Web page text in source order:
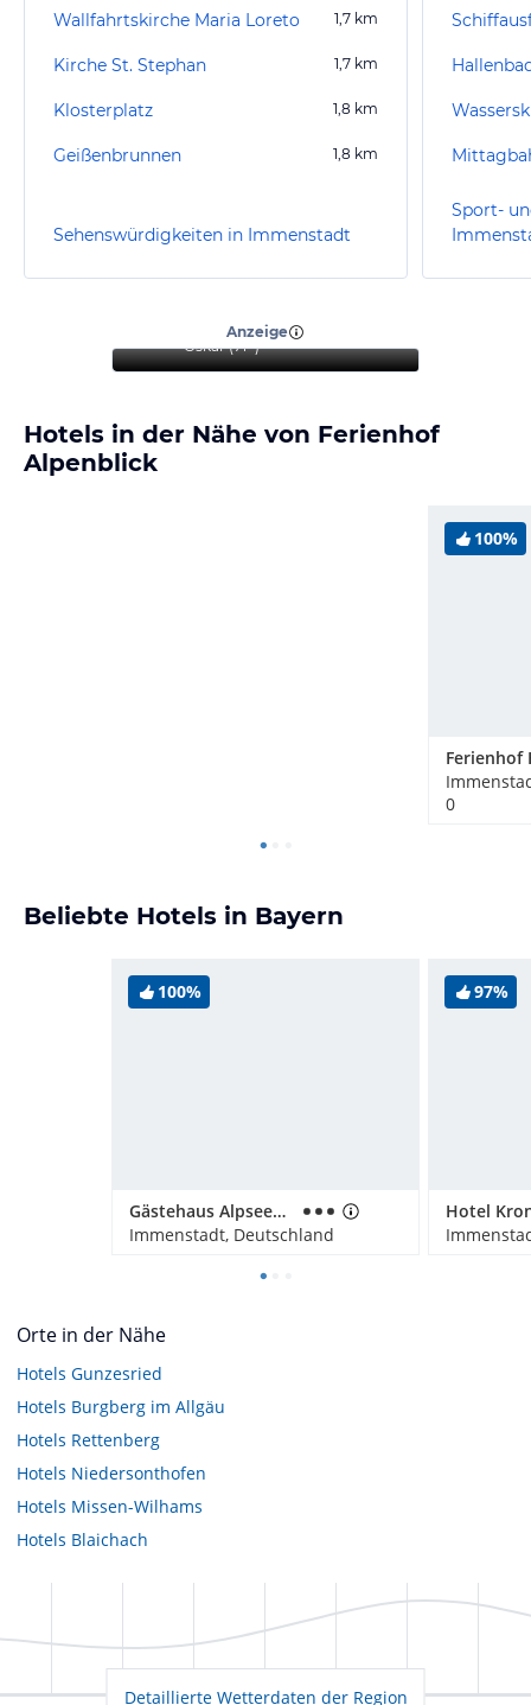
Wallfahrtskirche Maria Loreto 1,7 km
Kirche St. Stephan 1,7 km
Klosterplatz 1,8 km
Geißenbrunnen 1,8 km
Sehenswürdigkeiten in Immenstadt
Sport-
Anzeige
Oskar(71+)
Hotels in der Nähe von Ferienhof
Alpenblick
100%
Ferienhof
0
Beliebte Hotels in Bayern
100%
Gästehaus Alpseeblick
Immenstadt, Deutschland
97%
Hotel
Orte in der Nähe
Hotels Gunzesried
Hotels Burgberg im Allgäu
Hotels Rettenberg
Hotels Niedersonthofen
Hotels Missen-Wilhams
Hotels Blaichach
Detaillierte Wetterdaten der Region